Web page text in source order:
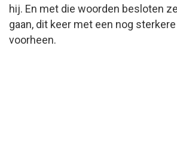
hij. En met die woorden besloten
gaan, dit keer met een nog
voorheen.